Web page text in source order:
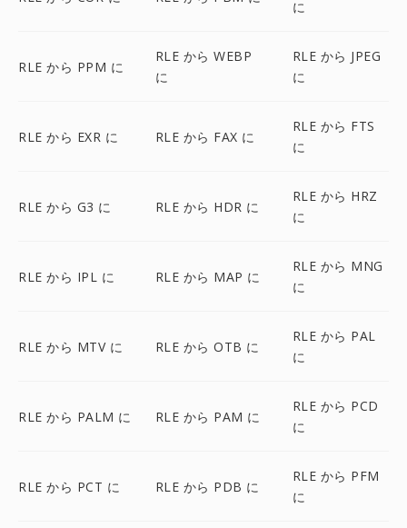
に
RLE から PPM に
RLE から WEBP
に
RLE から JPEG
に
RLE から EXR に RLE から FAX に
RLE から FTS
に
RLE から G3 に RLE から HDR に
RLE から HRZ
に
RLE から IPL に RLE から MAP に
RLE から MNG
に
RLE から MTV に RLE から OTB に
RLE から PAL
に
RLE から PALM に RLE から PAM に
RLE から PCD
に
RLE から PCT に RLE から PDB に
RLE から PFM
に